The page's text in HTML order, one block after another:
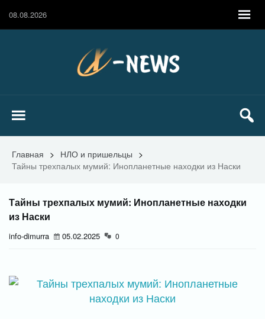
08.08.2026
Главная > НЛО и пришельцы >
Тайны трехпалых мумий: Инопланетные находки из Наски
Тайны трехпалых мумий: Инопланетные находки
из Наски
info-dimurra 05.02.2025 0